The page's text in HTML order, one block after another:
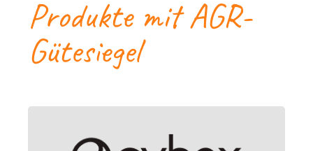
Produkte mit AGR-
Gütesiegel